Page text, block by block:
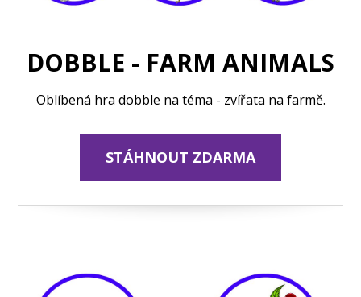
DOBBLE - FARM ANIMALS
Oblíbená hra dobble na téma - zvířata na farmě.
STÁHNOUT ZDARMA